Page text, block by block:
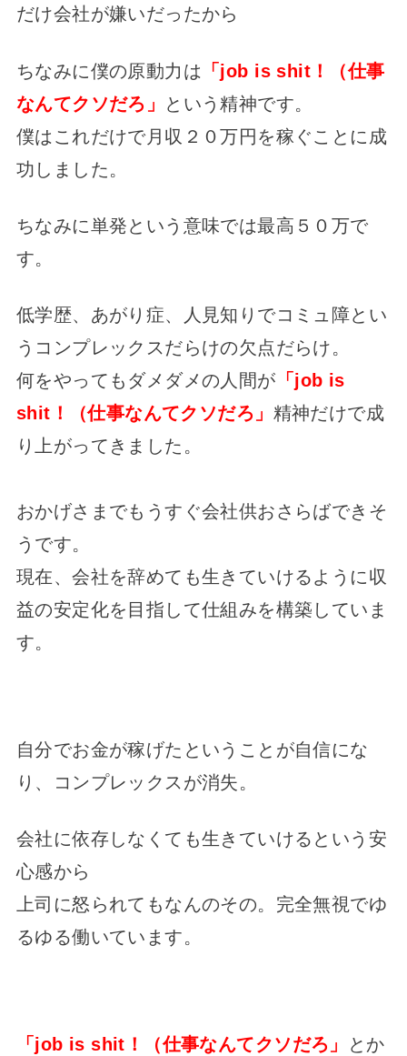
だけ会社が嫌いだったから
ちなみに僕の原動力は 「job is shit！（仕事
なんてクソだろ」
という精神です。
僕はこれだけで月収２０万円を稼ぐことに成
功しました。
ちなみに単発という意味では最高５０万で
す。
低学歴、あがり症、人見知りでコミュ障とい
うコンプレックスだらけの欠点だらけ。
何をやってもダメダメの人間が 「job is
shit！（仕事なんてクソだろ」 精神だけで成
り上がってきました。
おかげさまでもうすぐ会社供おさらばできそ
うです。
現在、会社を辞めても生きていけるように収
益の安定化を目指して仕組みを構築していま
す。
自分でお金が稼げたということが自信にな
り、コンプレックスが消失。
会社に依存しなくても生きていけるという安
心感から
上司に怒られてもなんのその。完全無視でゆ
るゆる働いています。
「job is shit！（仕事なんてクソだろ」
とか